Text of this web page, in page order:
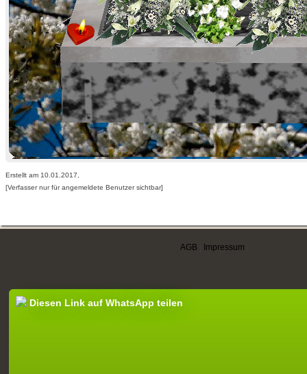
Erstellt am 10.01.2017,
[Verfasser nur für angemeldete Benutzer sichtbar]
AGB Impressum
Diesen Link auf WhatsApp teilen